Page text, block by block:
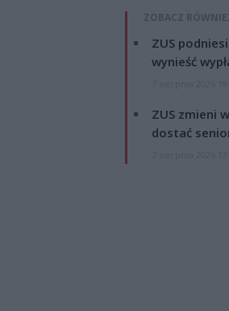
ZOBACZ
ZUS
wynieść
ZUS zmieni
dostać